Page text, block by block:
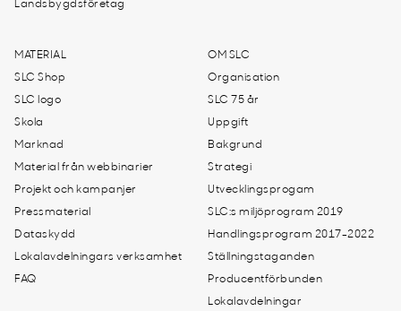
Landsbygdsföretag
MATERIAL
SLC Shop
SLC logo
Skola
Marknad
Material från webbinarier
Projekt och kampanjer
Pressmaterial
Dataskydd
Lokalavdelningars verksamhet
FAQ
OM SLC
Organisation
SLC 75 år
Uppgift
Bakgrund
Strategi
Utvecklingsprogam
SLC:s miljöprogram 2019
Handlingsprogram 2017-2022
Ställningstaganden
Producentförbunden
Lokalavdelningar